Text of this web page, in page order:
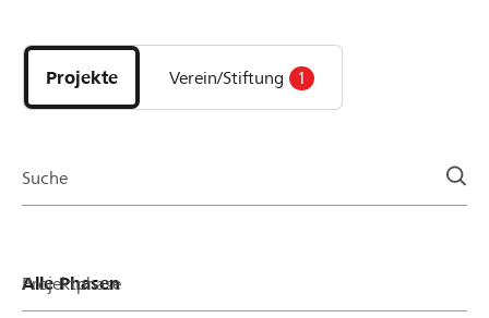
DE FR IT
Projekte
und
Organisationen
Projekte Verein/Stiftung 1
Suche
Projektphase